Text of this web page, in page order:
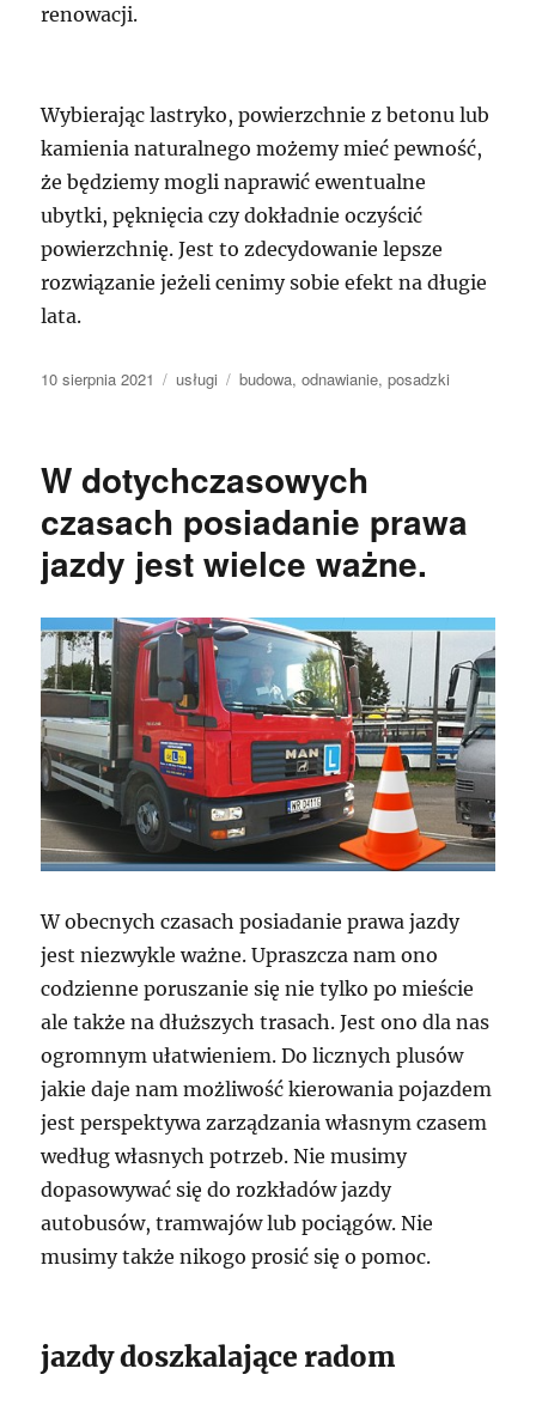
renowacji.
Wybierając lastryko, powierzchnie z betonu lub
kamienia naturalnego możemy mieć pewność,
że będziemy mogli naprawić ewentualne
ubytki, pęknięcia czy dokładnie oczyścić
powierzchnię. Jest to zdecydowanie lepsze
rozwiązanie jeżeli cenimy sobie efekt na długie
lata.
Data
10 sierpnia 2021 Kategorie
usługi Tagi
budowa,odnawianie,posadzki
W dotychczasowych
czasach posiadanie prawa
jazdy jest wielce ważne.
W obecnych czasach posiadanie prawa jazdy
jest niezwykle ważne. Upraszcza nam ono
codzienne poruszanie się nie tylko po mieście
ale także na dłuższych trasach. Jest ono dla nas
ogromnym ułatwieniem. Do licznych plusów
jakie daje nam możliwość kierowania pojazdem
jest perspektywa zarządzania własnym czasem
według własnych potrzeb. Nie musimy
dopasowywać się do rozkładów jazdy
autobusów, tramwajów lub pociągów. Nie
musimy także nikogo prosić się o pomoc.
jazdy doszkalające radom